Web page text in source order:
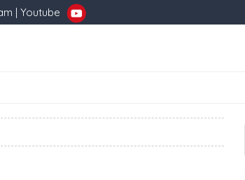
| Youtube